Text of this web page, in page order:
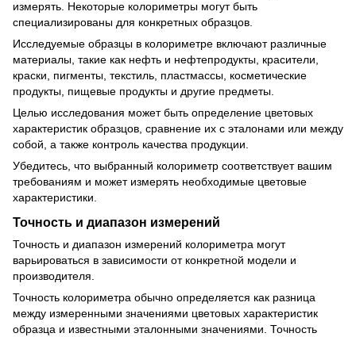
измерять. Некоторые колориметры могут быть
специализированы для конкретных образцов.
Исследуемые образцы в колориметре включают различные
материалы, такие как нефть и нефтепродукты, красители,
краски, пигменты, текстиль, пластмассы, косметические
продукты, пищевые продукты и другие предметы.
Целью исследования может быть определение цветовых
характеристик образцов, сравнение их с эталонами или между
собой, а также контроль качества продукции.
Убедитесь, что выбранный колориметр соответствует вашим
требованиям и может измерять необходимые цветовые
характеристики.
Точность и диапазон измерений
Точность и диапазон измерений колориметра могут
варьироваться в зависимости от конкретной модели и
производителя.
Точность колориметра обычно определяется как разница
между измеренными значениями цветовых характеристик
образца и известными эталонными значениями. Точность